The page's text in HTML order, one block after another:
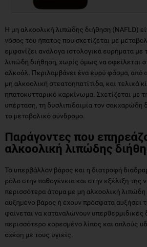
Η μη αλκοολική λιπώδης διήθηση (NAFLD)
νόσος του ήπατος που σχετίζεται με
εμφανίζει ανάλογα ιστολογικά ευρήματα με
λιπώδη διήθηση, χωρίς όμως να οφείλεται
αλκοόλ. Περιλαμβάνει ένα ευρύ φάσμα, από
μη αλκοολική στεατοηπατίτιδα, και τελικά
ηπατοκυτταρικό καρκίνωμα. Σχετίζεται με
υπέρταση, τη δυσλιπιδαιμία τον σακχαρώδη
το μεταβολικό σύνδρομο.
Παράγοντες που
αλκοολική λιπώδης
Το υπερβάλλον βάρος και η διατροφή
ρόλο στην παθογένεια και στην εξέλιξη της
περισσότερα άτομα με μη αλκοολική λιπώδη
αυξημένο βάρος ή έχουν πρόσφατα αυξήσει
φαίνεται να καταναλώνουν υπερθερμιδικές
περισσότερο κορεσμένο λίπος και απλούς
σχέση με τους υγιείς.